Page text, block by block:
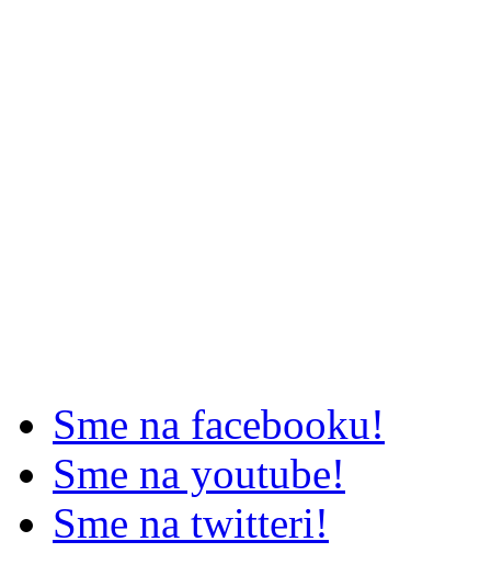
Sme na facebooku!
Sme na youtube!
Sme na twitteri!